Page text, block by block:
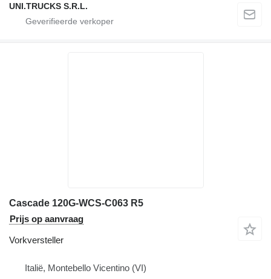
UNI.TRUCKS S.R.L.
Cascade 120G-WCS-C063 R5
Prijs op aanvraag
Vorkversteller
Italië, Montebello Vicentino (VI)